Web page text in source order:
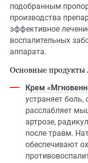
подобранным
производства
эффективное
воспалительных
аппарата.
Основные
Крем
устраняет боль,
расслабляет
артрозе,
после травм.
обеспечивают